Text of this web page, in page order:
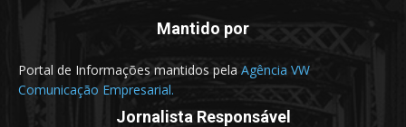
Mantido por
Portal de Informações mantidos pela Agência VW
Comunicação Empresarial.
Jornalista Responsável